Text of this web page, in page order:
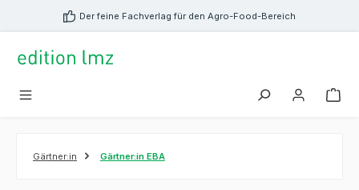
springen Der feine Fachverlag für den Agro-Food-Bereich
Gärtner:in Gärtner:in EBA